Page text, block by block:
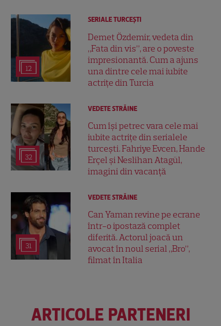
12
SERIALE TURCEŞTI
Demet Özdemir, vedeta din
„Fata din vis”, are o poveste
impresionantă. Cum a ajuns
una dintre cele mai iubite
actrițe din Turcia
32
VEDETE STRĂINE
Cum își petrec vara cele mai
iubite actrițe din serialele
turcești. Fahriye Evcen, Hande
Erçel și Neslihan Atagül,
imagini din vacanță
31
VEDETE STRĂINE
Can Yaman revine pe ecrane
într-o ipostază complet
diferită. Actorul joacă un
avocat în noul serial „Bro”,
filmat în Italia
ARTICOLE PARTENERI